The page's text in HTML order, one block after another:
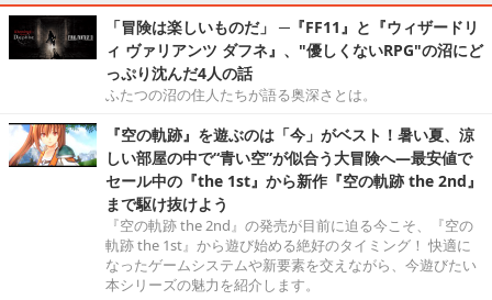
「冒険は楽しいものだ」 ─『FF11』と『ウィザードリ
ィ ヴァリアンツ ダフネ』、"優しくないRPG"の沼にど
っぷり沈んだ4人の話
ふたつの沼の住人たちが語る奥深さとは。
『空の軌跡』を遊ぶのは「今」がベスト！暑い夏、涼
しい部屋の中で“青い空”が似合う大冒険へ―最安値で
セール中の『the 1st』から新作『空の軌跡 the 2nd』
まで駆け抜けよう
『空の軌跡 the 2nd』の発売が目前に迫る今こそ、『空の
軌跡 the 1st』から遊び始める絶好のタイミング！ 快適に
なったゲームシステムや新要素を交えながら、今遊びたい
本シリーズの魅力を紹介します。